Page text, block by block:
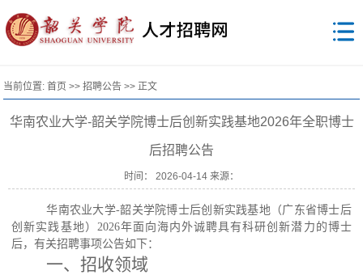
当前位置:首页 >>招聘公告 >> 正文
华南农业大学-韶关学院博士后创新实践基地2026年全职博士
后招聘公告
时间： 2026-04-14 来源：
华南农业大学-韶关学院博士后创新实践基地（广东省博士后
创新实践基地）2026年面向海内外诚聘具有科研创新潜力的博士
后，有关招聘事项公告如下：
一、招收领域